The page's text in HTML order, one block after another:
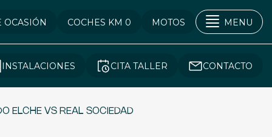
OCASIÓN COCHES KM 0 MOTOS MENU
INSTALACIONES CITA TALLER CONTACTO
ELCHE VS REAL SOCIEDAD